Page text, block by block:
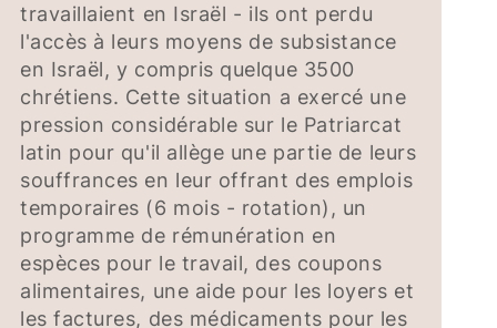
travaillaient en Israël - ils ont perdu
l'accès à leurs moyens de subsistance
en Israël, y compris quelque 3500
chrétiens. Cette situation a exercé une
pression considérable sur le Patriarcat
latin pour qu'il allège une partie de leurs
souffrances en leur offrant des emplois
temporaires (6 mois - rotation), un
programme de rémunération en
espèces pour le travail, des coupons
alimentaires, une aide pour les loyers et
les factures, des médicaments pour les